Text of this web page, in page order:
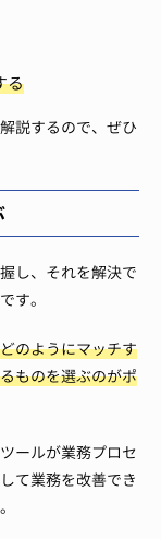
る
説するので、ぜひ
し、それを解決で
す。
のようにマッチす
ものを選ぶのがポ
ールが業務プロセ
て業務を改善でき